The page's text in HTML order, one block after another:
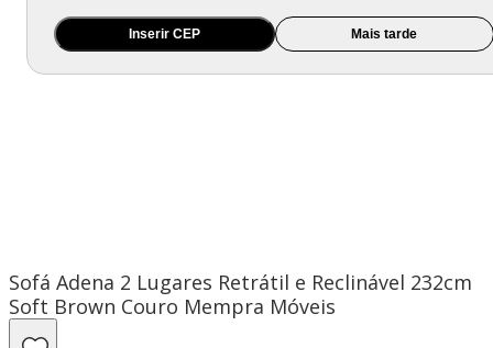
Inserir CEP Mais tarde
Sofá Adena 2 Lugares Retrátil e Reclinável 232cm
Soft Brown Couro Mempra Móveis